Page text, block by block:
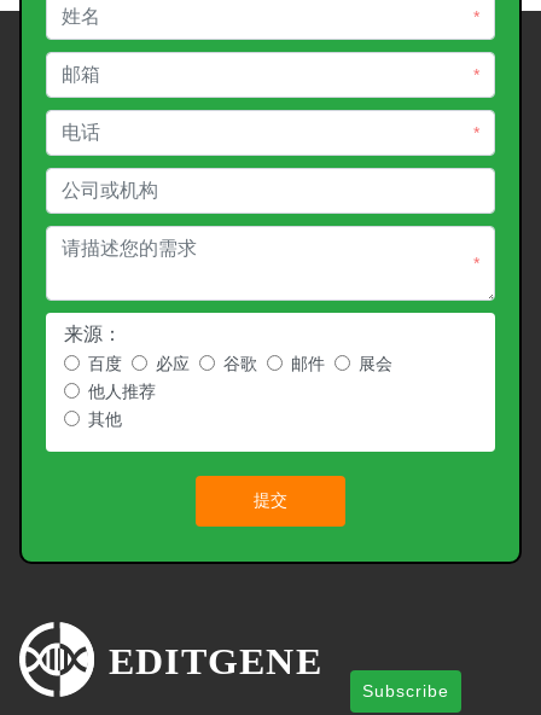
*
*
*
*
来源：
百度 必应 谷歌 邮件
展会
他人推荐
其他
提交
Subscribe